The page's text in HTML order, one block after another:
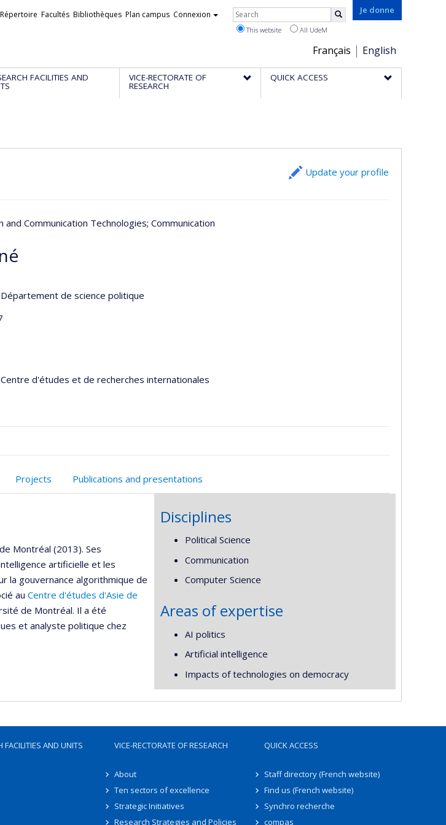
Je donne
Choix
de
la
Français English
Liens
Répertoire Facultés Bibliothèques Plan campus Connexion Rechercher
This website All UdeM
FACILITIES AND VICE-RECTORATE OF
RESEARCH
QUICK ACCESS
Update your profile
and Communication Technologies; Communication
de science politique
d'études et de recherches internationales
Projects Publications and presentations
Montréal (2013). Ses
artificielle et les
la gouvernance algorithmique de
au Centre d'études d'Asie de
de Montréal. Il a été
et analyste politique chez
Disciplines
Political Science
Communication
Computer Science
Areas of expertise
AI politics
Artificial intelligence
Impacts of technologies on democracy
FACILITIES AND UNITS VICE-RECTORATE OF RESEARCH
About
Ten sectors of excellence
Strategic Initiatives
Research Strategies and Policies
QUICK ACCESS
Staff directory (French website)
Find us (French website)
Synchro recherche
compas